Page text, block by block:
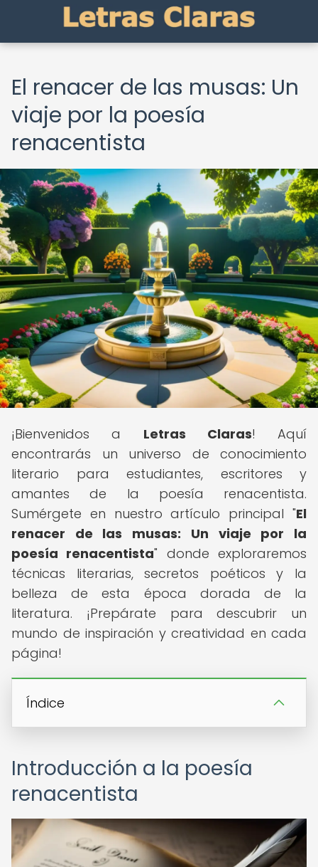
El renacer de las musas: Un
viaje por la poesía
renacentista
¡Bienvenidos a Letras Claras! Aquí
encontrarás un universo de conocimiento
literario para estudiantes, escritores y
amantes de la poesía renacentista.
Sumérgete en nuestro artículo principal "El
renacer de las musas: Un viaje por la
poesía renacentista" donde exploraremos
técnicas literarias, secretos poéticos y la
belleza de esta época dorada de la
literatura. ¡Prepárate para descubrir un
mundo de inspiración y creatividad en cada
página!
Índice
Introducción a la poesía
renacentista